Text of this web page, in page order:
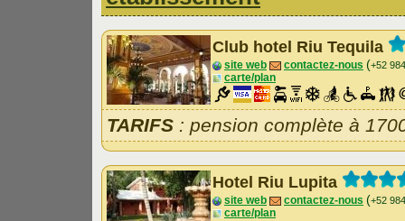
Club hotel Riu Tequila
site web contactez-nous (+52
carte/plan
TARIFS : pension complète à
Hotel Riu Lupita
site web contactez-nous (+52
carte/plan